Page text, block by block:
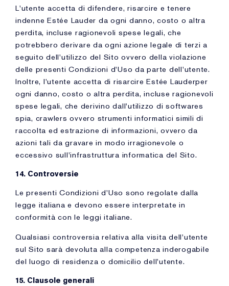
L'utente accetta di difendere, risarcire e tenere
indenne Estée Lauder da ogni danno, costo o altra
perdita, incluse ragionevoli spese legali, che
potrebbero derivare da ogni azione legale di terzi a
seguito dell'utilizzo del Sito ovvero della violazione
delle presenti Condizioni d'Uso da parte dell'utente.
Inoltre, l'utente accetta di risarcire Estée Lauderper
ogni danno, costo o altra perdita, incluse ragionevoli
spese legali, che derivino dall'utilizzo di softwares
spia, crawlers ovvero strumenti informatici simili di
raccolta ed estrazione di informazioni, ovvero da
azioni tali da gravare in modo irragionevole o
eccessivo sull'infrastruttura informatica del Sito.
14. Controversie
Le presenti Condizioni d'Uso sono regolate dalla
legge italiana e devono essere interpretate in
conformità con le leggi italiane.
Qualsiasi controversia relativa alla visita dell'utente
sul Sito sarà devoluta alla competenza inderogabile
del luogo di residenza o domicilio dell'utente.
15. Clausole generali